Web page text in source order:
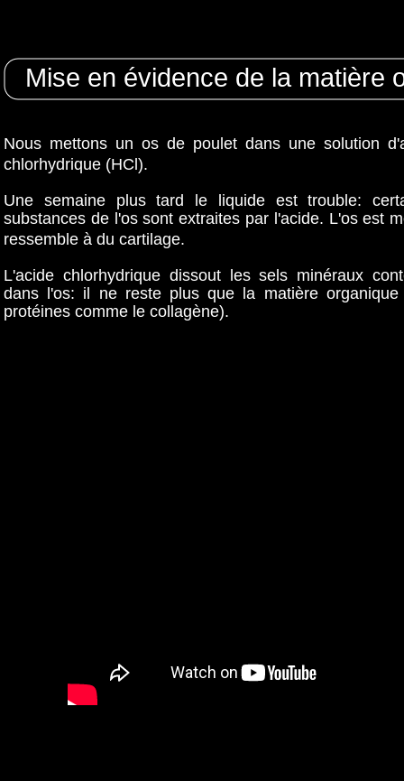
Mise en évidence de la matière
Nous mettons un os de poulet dans une solution
chlorhydrique (HCl).
Une semaine plus tard le liquide est trouble:
substances de l'os sont extraites par l'acide. L'os est
ressemble à du cartilage.
L'acide chlorhydrique dissout les sels minéraux
dans l'os: il ne reste plus que la matière organique
protéines comme le collagène).